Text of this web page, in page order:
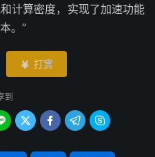
计算密度，实现了加速功能
。”
 打赏
到
   